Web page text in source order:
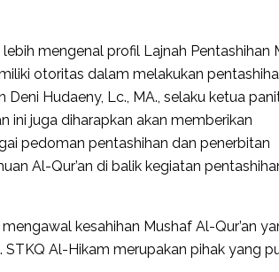
mengenal profil Lajnah Pentashihan
otoritas dalam melakukan
Hudaeny, Lc., MA., selaku ketua
ini juga diharapkan akan memberikan
pedoman pentashihan dan penerbitan
Al-Qur’an di balik kegiatan
kesahihan Mushaf Al-Qur’an
Al-Hikam merupakan pihak yang